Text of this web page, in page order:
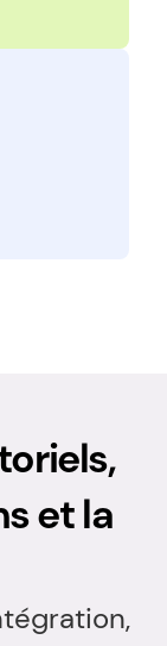
et la